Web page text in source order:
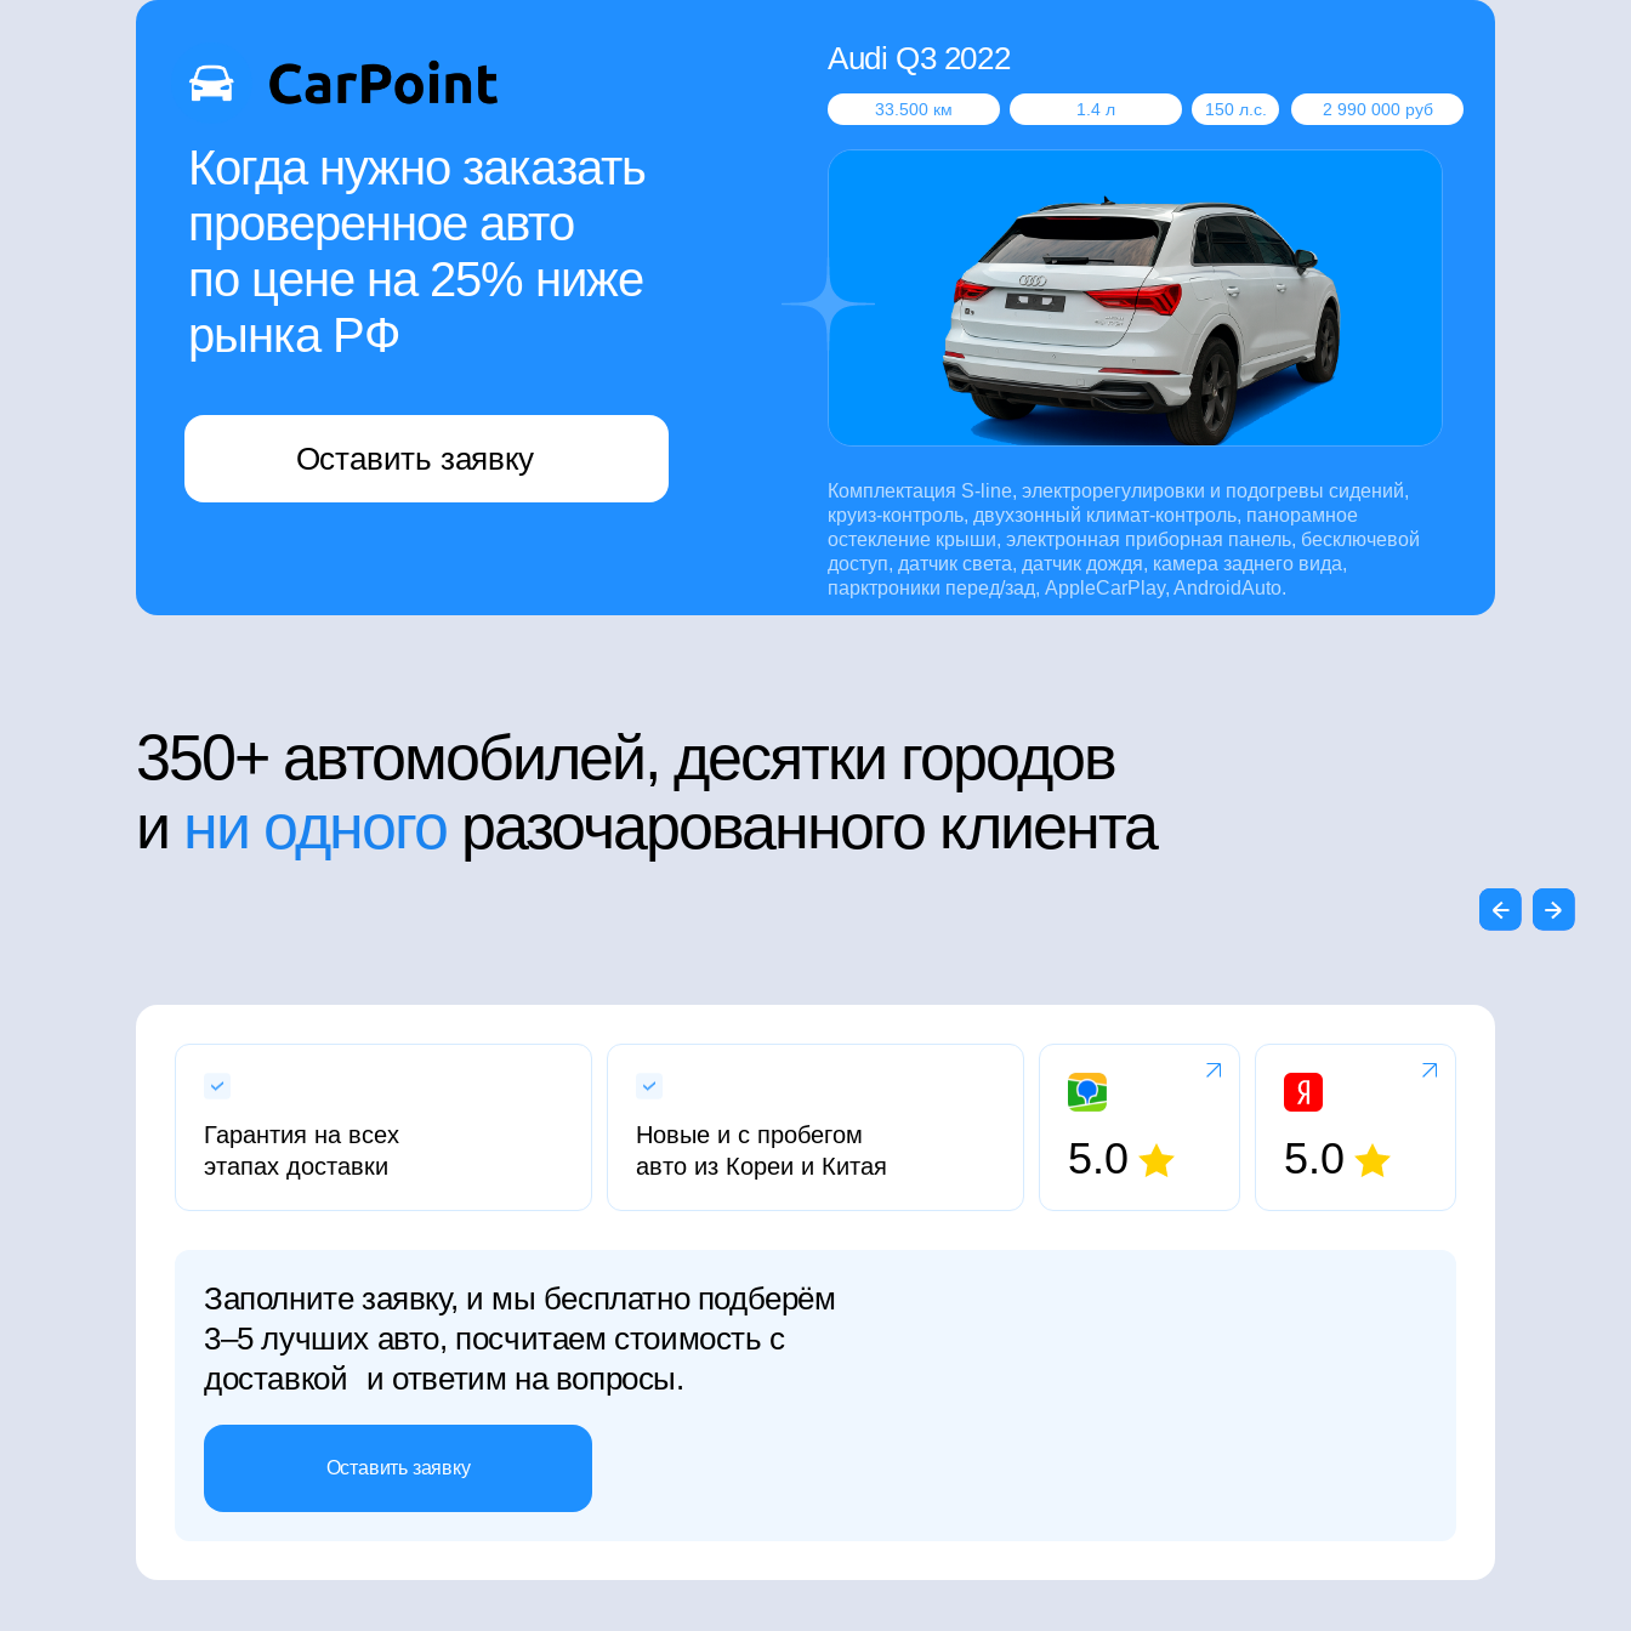
Когда нужно заказать
проверенное авто
по цене на 25% ниже
рынка РФ
Audi Q3 2022
Оставить заявку
33.500 км 2 990 000 руб
1.4 л 150 л.с.
Комплектация S-line, электрорегулировки и подогревы сидений,
круиз-контроль, двухзонный климат-контроль, панорамное
остекление крыши, электронная приборная панель, бесключевой
доступ, датчик света, датчик дождя, камера заднего вида,
парктроники перед/зад, AppleCarPlay, AndroidAuto.
350+ автомобилей, десятки городов
и ни одного разочарованного клиента
Заполните заявку, и мы бесплатно подберём
3–5 лучших авто, посчитаем стоимость с
доставкой и ответим на вопросы.
Гарантия на всех
этапах доставки
Новые и с пробегом
авто из Кореи и Китая
5.0 5.0
Оставить заявку